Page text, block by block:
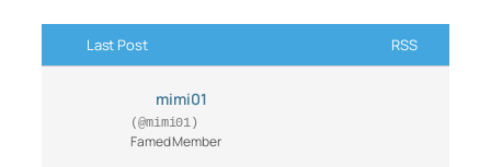
Last Post RSS
mimi01
(@mimi01)
Famed Member